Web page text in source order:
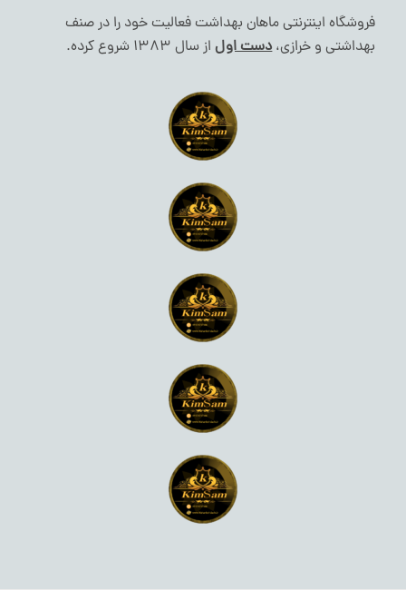
فروشگاه اینترنتی ماهان بهداشت فعالیت خود را در صنف
بهداشتی و خرازی،دست اول از سال 1383 شروع کرده.